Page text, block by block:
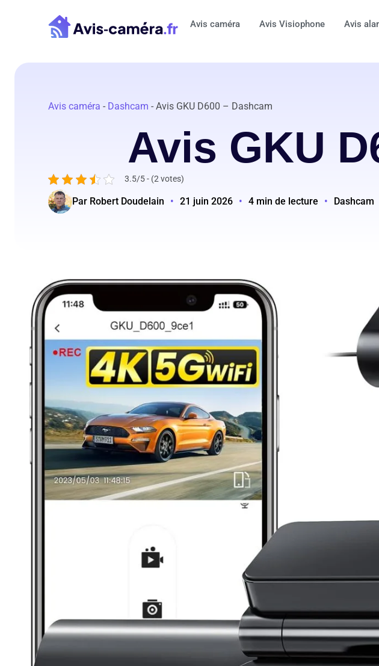
Avis caméra Avis Visiophone Avis
Avis caméra - Dashcam - Avis GKU D600 – Dashcam
Avis GKU
3.5/5 - (2 votes)
Par Robert Doudelain • 21 juin 2026 • 4 min de lecture • Dashcam